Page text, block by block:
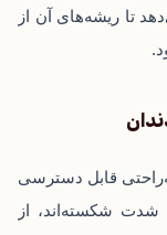
تا ریشه‌های آن از
قابل دسترسی
شدت شکسته‌اند، از